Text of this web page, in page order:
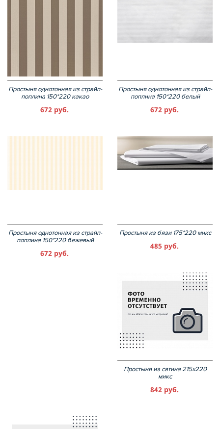
Простыня однотонная из страйп-
поплина 150*220 какао
672 руб.
Простыня однотонная из страйп-
поплина 150*220 белый
672 руб.
Простыня однотонная из страйп-
поплина 150*220 бежевый
672 руб.
Простыня из бязи 175*220 микс
485 руб.
Простыня из сатина 215х220
микс
842 руб.